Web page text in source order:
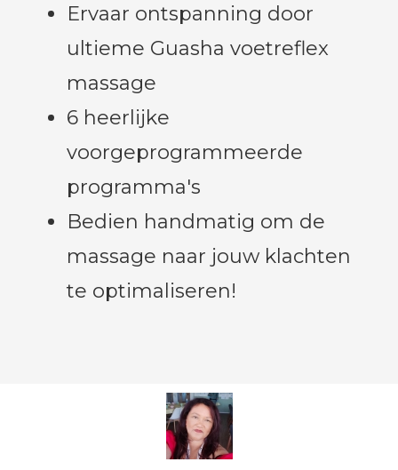
Ervaar ontspanning door
ultieme Guasha voetreflex
massage
6 heerlijke
voorgeprogrammeerde
programma's
Bedien handmatig om de
massage naar jouw klachten
te optimaliseren!